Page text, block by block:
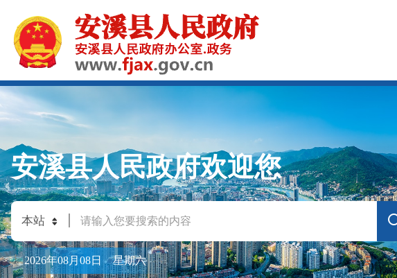
安溪县人民政府欢迎您
2026年08月08日 星期六